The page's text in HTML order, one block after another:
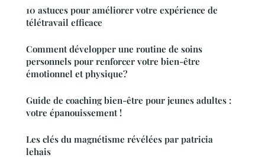
10 astuces pour améliorer votre expérience de
télétravail efficace
Comment développer une routine de soins
personnels pour renforcer votre bien-être
émotionnel et physique?
Guide de coaching bien-être pour jeunes adultes :
votre épanouissement !
Les clés du magnétisme révélées par patricia
lehais